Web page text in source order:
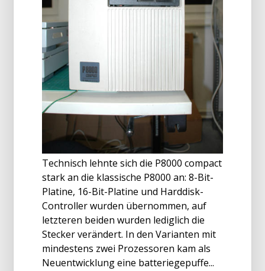
Technisch lehnte sich die P8000 compact
stark an die klassische P8000 an: 8-Bit-
Platine, 16-Bit-Platine und Harddisk-
Controller wurden übernommen, auf
letzteren beiden wurden lediglich die
Stecker verändert. In den Varianten mit
mindestens zwei Prozessoren kam als
Neuentwicklung eine batteriegepuffe...